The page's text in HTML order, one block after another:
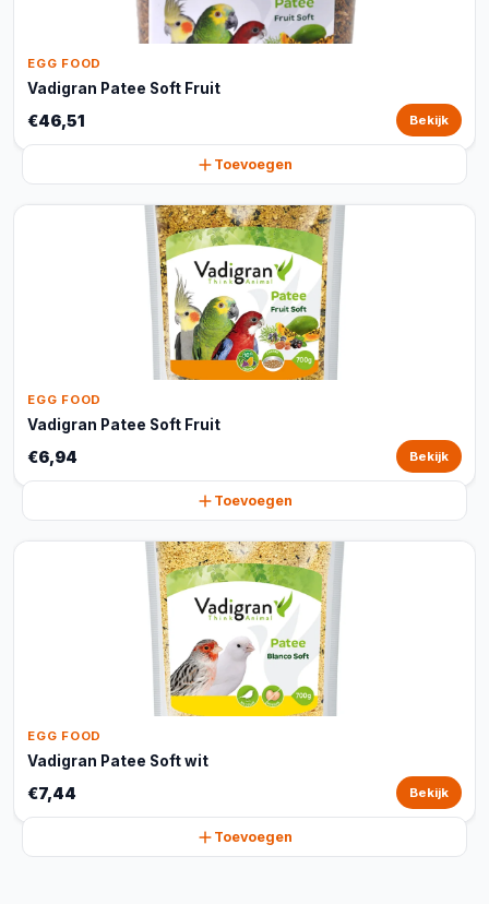
EGG FOOD
Vadigran Patee Soft Fruit
€46,51 Bekijk
Toevoegen
EGG FOOD
Vadigran Patee Soft Fruit
€6,94 Bekijk
Toevoegen
EGG FOOD
Vadigran Patee Soft wit
€7,44 Bekijk
Toevoegen